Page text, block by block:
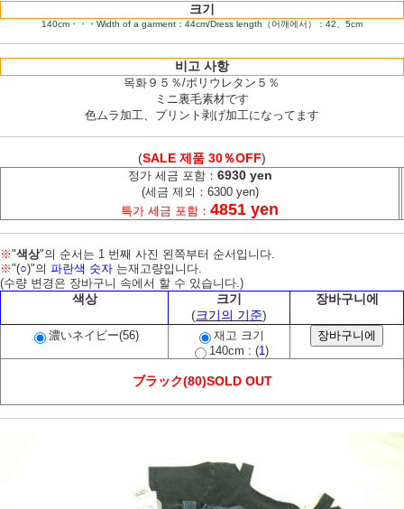
크기
140cm・・・Width of a garment：44cm/Dress length（어깨에서）：42、5cm
비고 사항
목화９５％/ポリウレタン５％
ミニ裏毛素材です
色ムラ加工、プリント剥げ加工になってます
(SALE 제품 30％OFF)
정가 세금 포함： 6930 yen
(세금 제외：6300 yen)
특가 세금 포함： 4851 yen
※"색상"의 순서는 1 번째 사진 왼쪽부터 순서입니다.
※"(○)"의 파란색 숫자 는재고량입니다.
(수량 변경은 장바구니 속에서 할 수 있습니다.)
색상
크기
(크기의 기준)
장바구니에
濃いネイビー(56)
재고 크기
140cm : (1)
ブラック(80)SOLD OUT